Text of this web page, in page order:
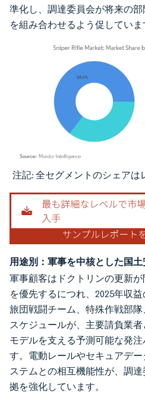
準化し、調達委員会が将来の
を組み合わせるよう促していま
画像 © Mordor Intelligence。再利用には
注記: 全セグメントのシェア
用途別：軍事を中核とした国
軍事顧客はドクトリンの更新
を優先するにつれ、2025年収益
旅団戦闘チーム、特殊作戦部
スケジュールが、主要請負業
モデルを支える予測可能な発
す。電動レールやセキュアデ
ステムとの相互機能性が、調
拠を強化しています。